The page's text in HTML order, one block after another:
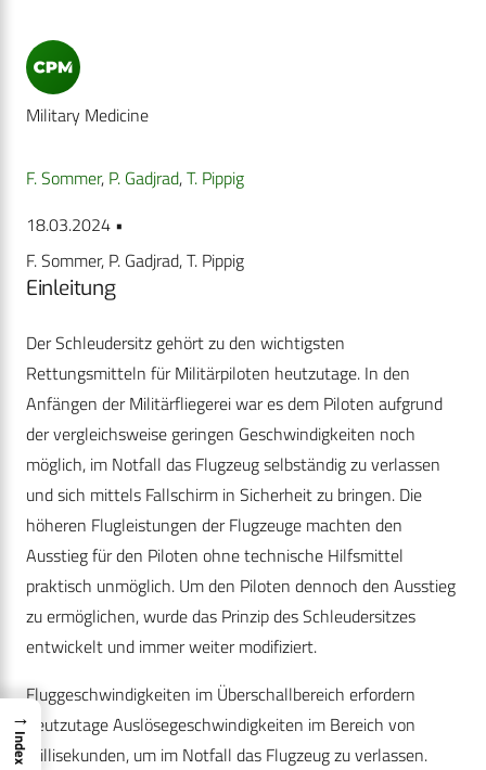
Military Medicine
F. Sommer, P. Gadjrad,T. Pippig
18.03.2024 •
F. Sommer, P. Gadjrad, T. Pippig
Einleitung
Der Schleudersitz gehört zu den wichtigsten
Rettungsmitteln für Militärpiloten heutzutage. In den
Anfängen der Militärfliegerei war es dem Piloten aufgrund
der vergleichsweise geringen Geschwindigkeiten noch
möglich, im Notfall das Flugzeug selbständig zu verlassen
und sich mittels Fallschirm in Sicherheit zu bringen. Die
höheren Flugleistungen der Flugzeuge machten den
Ausstieg für den Piloten ohne technische Hilfsmittel
praktisch unmöglich. Um den Piloten dennoch den Ausstieg
zu ermöglichen, wurde das Prinzip des Schleudersitzes
entwickelt und immer weiter modifiziert.
Fluggeschwindigkeiten im Überschallbereich erfordern
heutzutage Auslösegeschwindigkeiten im Bereich von
Millisekunden, um im Notfall das Flugzeug zu verlassen.
→
Index